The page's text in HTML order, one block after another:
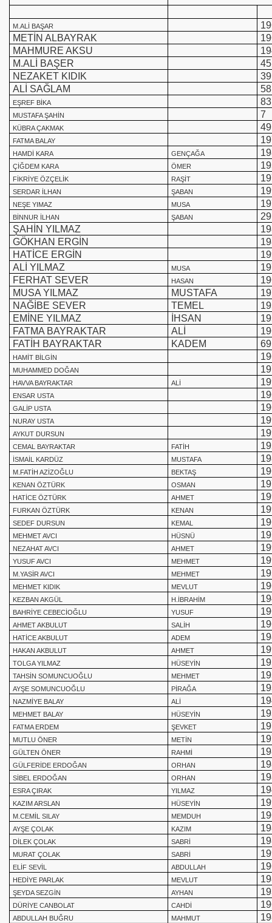
M.ALİ BAŞAR
METİN ALBAYRAK
MAHMURE AKSU
M.ALİ BAŞER
45
NEZAKET KIDIK
39
ALİ SAĞLAM
58
EŞREF BİKA 83
MUSTAFA ŞAHİN 7
KÜBRA ÇAKMAK 49
FATMA BALAY
HAMDİ KARA GENÇAĞA
ÇİĞDEM KARA ÖMER
FİKRİYE ÖZÇELİK RAŞİT
SERDAR İLHAN ŞABAN
NEŞE YIMAZ MUSA
BİNNUR İLHAN ŞABAN
29
ŞAHİN YILMAZ
GÖKHAN ERGİN
HATİCE ERGİN
ALİ YILMAZ
MUSA
FERHAT SEVER
HASAN
MUSA YILMAZ
MUSTAFA
NAĞİBE SEVER
TEMEL
EMİNE YILMAZ
İHSAN
FATMA BAYRAKTAR
ALİ
FATİH BAYRAKTAR
KADEM 69
HAMİT BİLGİN
MUHAMMED DOĞAN
HAVVA BAYRAKTAR ALİ
ENSAR USTA
GALİP USTA
NURAY USTA
AYKUT DURSUN
CEMAL BAYRAKTAR FATİH
İSMAİL KARDÜZ MUSTAFA
M.FATİH AZİZOĞLU BEKTAŞ
KENAN ÖZTÜRK OSMAN
HATİCE ÖZTÜRK AHMET
FURKAN ÖZTÜRK KENAN
SEDEF DURSUN KEMAL
MEHMET AVCI HÜSNÜ
NEZAHAT AVCI AHMET
YUSUF AVCI MEHMET
M.YASİR AVCI MEHMET
MEHMET KIDIK MEVLUT
KEZBAN AKGÜL H.İBRAHİM
BAHRİYE CEBECİOĞLU YUSUF
AHMET AKBULUT SALİH
HATİCE AKBULUT ADEM
HAKAN AKBULUT AHMET
TOLGA YILMAZ HÜSEYİN
TAHSİN SOMUNCUOĞLU MEHMET
AYŞE SOMUNCUOĞLU PİRAĞA
NAZMİYE BALAY ALİ
MEHMET BALAY HÜSEYİN
FATMA ERDEM ŞEVKET
MUTLU ÖNER METİN
GÜLTEN ÖNER RAHMİ
GÜLFERİDE ERDOĞAN ORHAN
SİBEL ERDOĞAN ORHAN
ESRA ÇIRAK YILMAZ
KAZIM ARSLAN HÜSEYİN
M.CEMİL SILAY MEMDUH
AYŞE ÇOLAK KAZIM
DİLEK ÇOLAK SABRİ
MURAT ÇOLAK SABRİ
ELİF SEVİL ABDULLAH
HEDİYE PARLAK MEVLUT
ŞEYDA SEZGİN AYHAN
DÜRİYE CANBOLAT CAHDİ
ABDULLAH BUĞRU MAHMUT